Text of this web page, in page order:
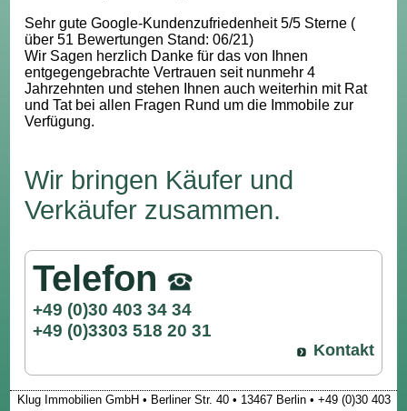
Sehr gute Google-Kundenzufriedenheit 5/5 Sterne (
über 51 Bewertungen Stand: 06/21)
Wir Sagen herzlich Danke für das von Ihnen
entgegengebrachte Vertrauen seit nunmehr 4
Jahrzehnten und stehen Ihnen auch weiterhin mit Rat
und Tat bei allen Fragen Rund um die Immobile zur
Verfügung.
Wir bringen Käufer und
Verkäufer zusammen.
Telefon
+49 (0)30 403 34 34
+49 (0)3303 518 20 31
Kontakt
Klug Immobilien GmbH • Berliner Str. 40 • 13467 Berlin • +49 (0)30 403